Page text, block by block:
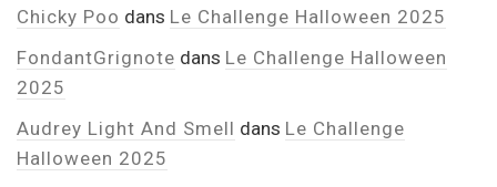
Chicky Poo dans Le Challenge Halloween 2025
FondantGrignote dans Le Challenge Halloween
2025
Audrey Light And Smell dans Le Challenge
Halloween 2025